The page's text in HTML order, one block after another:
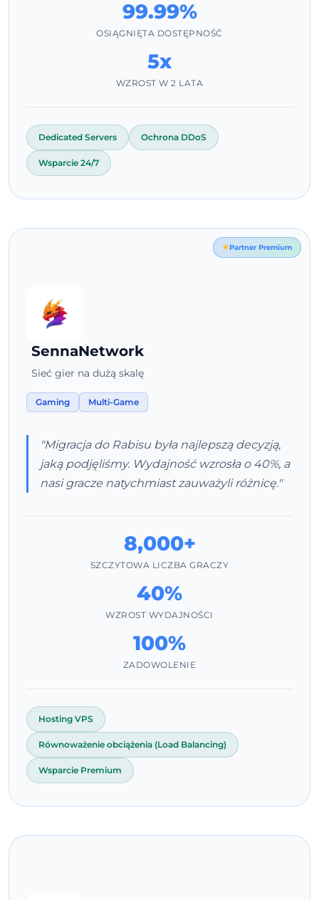
99.99%
OSIĄGNIĘTA DOSTĘPNOŚĆ
5x
WZROST W 2 LATA
Dedicated Servers Ochrona DDoS
Wsparcie 24/7
Partner Premium
SennaNetwork
Sieć gier na dużą skalę
Gaming Multi-Game
"Migracja do Rabisu była najlepszą decyzją,
jaką podjęliśmy. Wydajność wzrosła o 40%, a
nasi gracze natychmiast zauważyli różnicę."
8,000+
SZCZYTOWA LICZBA GRACZY
40%
WZROST WYDAJNOŚCI
100%
ZADOWOLENIE
Hosting VPS
Równoważenie obciążenia (Load Balancing)
Wsparcie Premium